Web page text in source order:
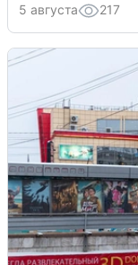
5 августа 217